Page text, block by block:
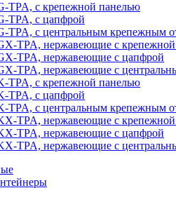
TPA, с крепежной панелью
TPA, с цапфрой
TPA, с центральным крепежным
TPA, нержавеющие с
TPA, нержавеющие с цапфрой
TPA, нержавеющие с
TPA, с крепежной панелью
TPA, с цапфрой
TPA, с центральным крепежным
TPA, нержавеющие с
TPA, нержавеющие с цапфрой
TPA, нержавеющие с